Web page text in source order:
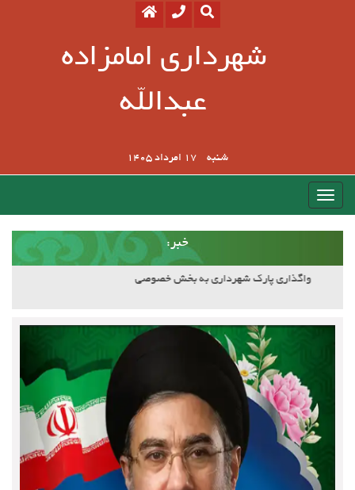
شهرداری امامزاده
عبدالله
شنبه 17 امرداد 1405
:خبر
آسفالت کوچه وصال ۲۰